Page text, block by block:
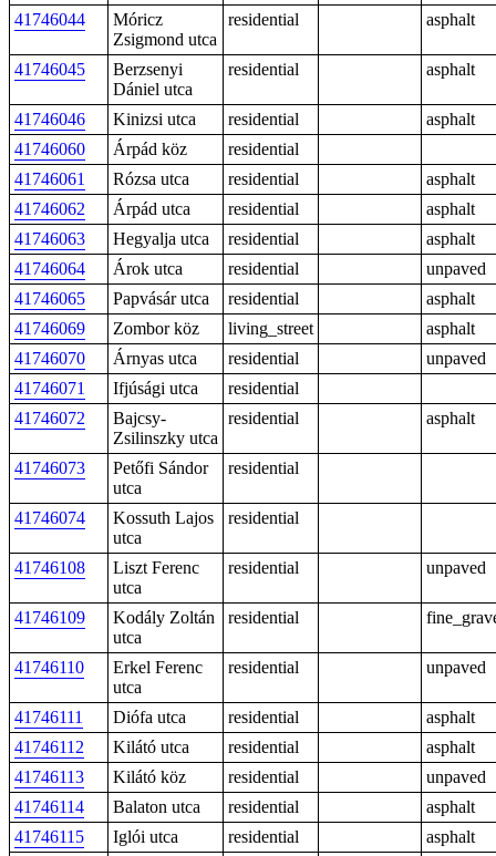
41746044
Móricz
Zsigmond utca
residential asphalt
41746045
Berzsenyi
Dániel utca
residential asphalt
41746046 Kinizsi utca residential
asphalt
41746060
Árpád köz
residential
41746061
Rózsa utca residential
asphalt
41746062
Árpád utca residential
asphalt
41746063
Hegyalja utca residential
asphalt
41746064
Árok utca residential
unpaved
41746065
Papvásár utca residential
asphalt
41746069
Zombor köz living_street
asphalt
41746070
Árnyas utca residential
unpaved
41746071
Ifjúsági utca
residential
41746072
Bajcsy-
Zsilinszky utca
residential asphalt
41746073
Petőfi Sándor
utca
residential
41746074
Kossuth Lajos
utca
residential
41746108
Liszt Ferenc
utca
residential unpaved
41746109
Kodály Zoltán
utca
residential
41746110
Erkel Ferenc
utca
residential unpaved
41746111 Diófa utca residential
asphalt
41746112
Kilátó utca residential
asphalt
41746113
Kilátó köz residential
unpaved
41746114
Balaton utca residential
asphalt
41746115
Iglói utca residential
asphalt